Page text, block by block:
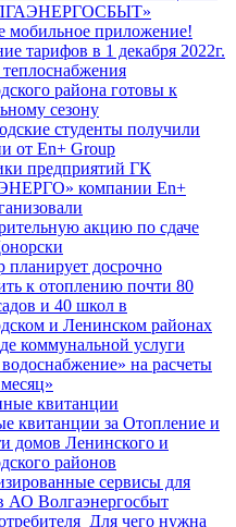
мобильное приложение!
тарифов в 1 декабря 2022г.
района готовы к
сезону
студенты получили
от En+ Group
предприятий ГК
компании En+
акцию по сдаче
планирует досрочно
к отоплению почти 80
и 40 школ в
и Ленинском районах
коммунальной услуги
водоснабжение» на расчеты
квитанции
квитанции за Отопление и
домов Ленинского и
районов
сервисы для
АО Волгаэнергосбыт
чего нужна